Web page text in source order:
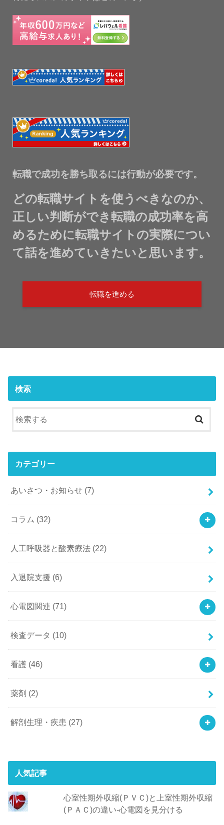
転職で成功を勝ち取るには行動が必要です。
どの転職サイトを使うべきなのか、
正しい判断ができ転職の成功率を高
めるために転職サイトの実際につい
て話を進めていきたいと思います。
転職を進める
検索
カテゴリー
あいさつ・お知らせ (7)
コラム (32)
人工呼吸器と酸素療法 (22)
入退院支援 (6)
心電図関連 (71)
検査データ (10)
看護 (46)
薬剤 (2)
解剖生理・疾患 (27)
人気記事
心室性期外収縮(ＰＶＣ)と上室性期外収縮
(ＰＡＣ)の違い-心電図を見分ける